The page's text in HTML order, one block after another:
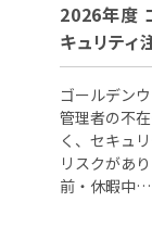
2026年度
キュリティ
ゴールデン
管理者の不
く、セキュ
リスクがあ
前・休暇中…